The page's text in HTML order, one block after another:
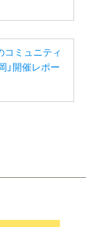
コミュニティ
」開催レポー